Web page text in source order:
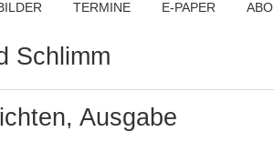
TERMINE E-PAPER ABO
Schlimm
Ausgabe